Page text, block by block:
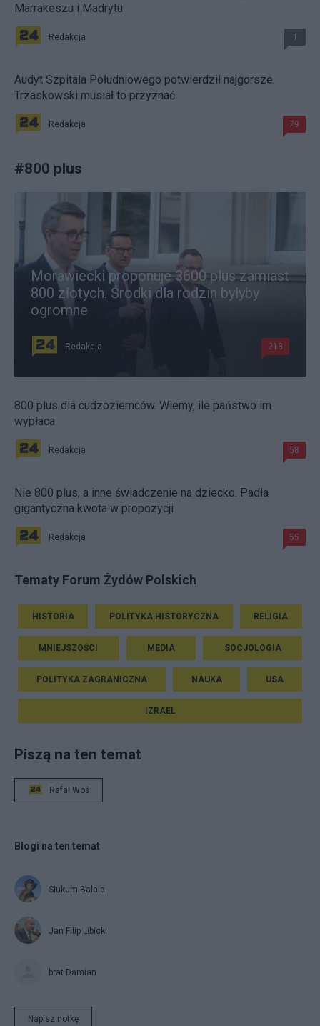
Marrakeszu i Madrytu
Redakcja 1
Audyt Szpitala Południowego potwierdził najgorsze.
Trzaskowski musiał to przyznać
Redakcja 79
#800 plus
Morawiecki proponuje 3600 plus zamiast
800 złotych. Środki dla rodzin byłyby
ogromne
Redakcja 218
800 plus dla cudzoziemców. Wiemy, ile państwo im
wypłaca
Redakcja 58
Nie 800 plus, a inne świadczenie na dziecko. Padła
gigantyczna kwota w propozycji
Redakcja 55
Tematy Forum Żydów Polskich
HISTORIA POLITYKA HISTORYCZNA RELIGIA
MNIEJSZOŚCI MEDIA SOCJOLOGIA
POLITYKA ZAGRANICZNA NAUKA USA
IZRAEL
Piszą na ten temat
Rafał Woś
Blogi na ten temat
Siukum Balala
Jan Filip Libicki
brat Damian
Napisz notkę